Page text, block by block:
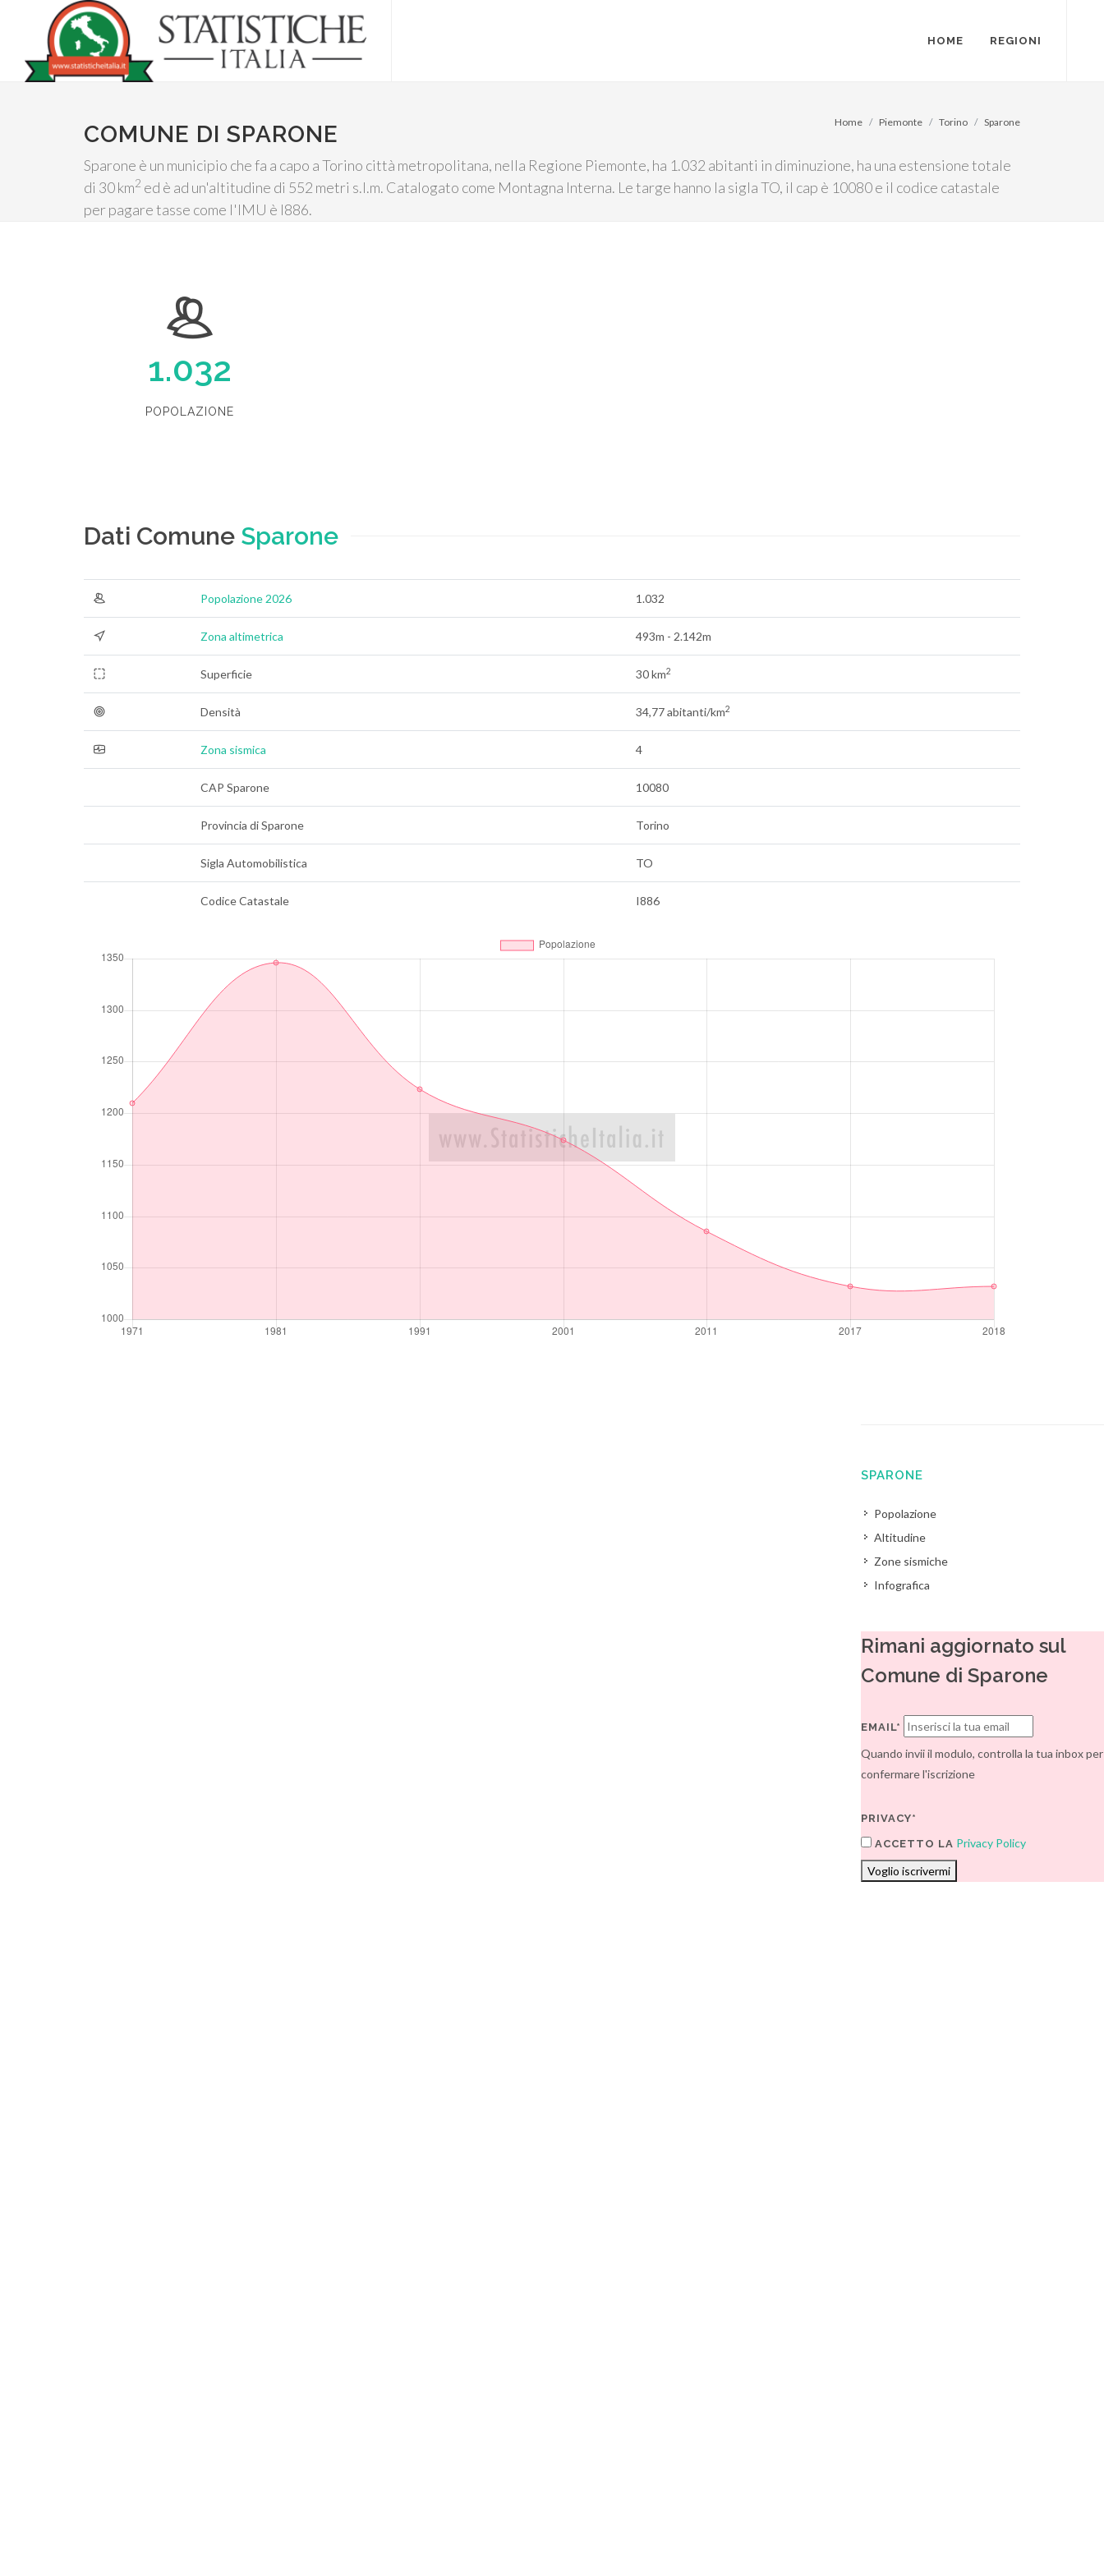
HOME REGIONI
COMUNE DI SPARONE
Sparone è un municipio che fa a capo a Torino città metropolitana, nella Regione Piemonte, ha 1.032 abitanti in diminuzione, ha una estensione totale
di 30 km2 ed è ad un'altitudine di 552 metri s.l.m. Catalogato come Montagna Interna. Le targe hanno la sigla TO, il cap è 10080 e il codice catastale
per pagare tasse come l'IMU è I886.
Home Piemonte Torino Sparone
1.032
POPOLAZIONE
Dati Comune Sparone
Popolazione 2026 1.032
Zona altimetrica 493m - 2.142m
Superficie 30 km2
Densità 34,77 abitanti/km2
Zona sismica 4
CAP Sparone 10080
Provincia di Sparone Torino
Sigla Automobilistica TO
Codice Catastale I886
SPARONE
Popolazione
Altitudine
Zone sismiche
Infografica
Rimani aggiornato sul
Comune di Sparone
EMAIL*
Quando invii il modulo, controlla la tua inbox per
confermare l'iscrizione
PRIVACY*
ACCETTO LA Privacy Policy
Voglio iscrivermi